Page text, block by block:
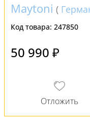
Maytoni (
Код товара: 247850
50 990 ₽